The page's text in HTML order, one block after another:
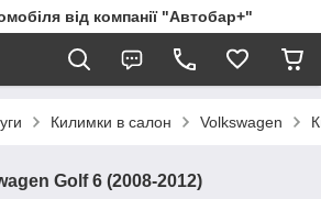
від компанії "Автобар+"
Килимки в салон Volkswagen
Golf 6 (2008-2012)